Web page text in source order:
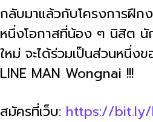
กลับมาแล้วกับโครงการฝึก
หนึ่งโอกาสที่น้อง ๆ นิสิต
ใหม่ จะได้ร่วมเป็นส่วนหนึ่ง
LINE MAN Wongnai !!!
สมัครที่เว็บ: https://bit.ly/